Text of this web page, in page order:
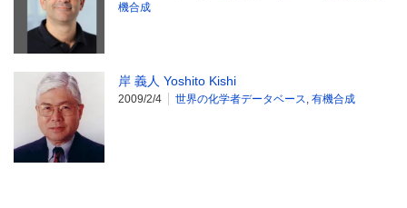
機合成
岸 義人 Yoshito Kishi
2009/2/4 世界の化学者データベース, 有機合成